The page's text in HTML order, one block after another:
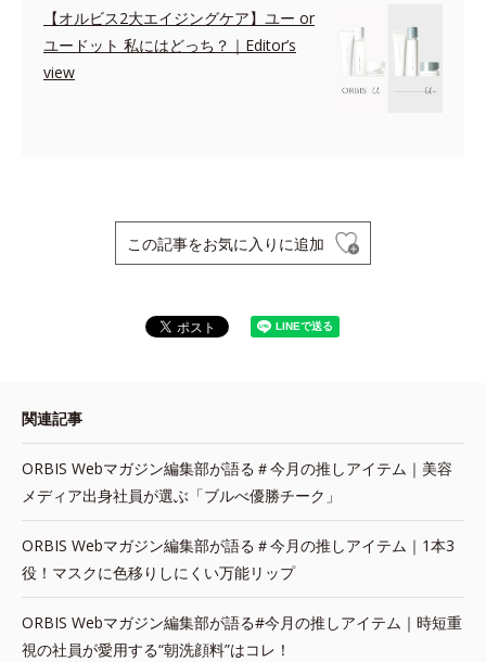
【オルビス2大エイジングケア】ユー or
ユードット 私にはどっち？｜Editor’s
view
この記事をお気に入りに追加
関連記事
ORBIS Webマガジン編集部が語る＃今月の推しアイテム｜美容
メディア出身社員が選ぶ「ブルべ優勝チーク」
ORBIS Webマガジン編集部が語る＃今月の推しアイテム｜1本3
役！マスクに色移りしにくい万能リップ
ORBIS Webマガジン編集部が語る#今月の推しアイテム｜時短重
視の社員が愛用する“朝洗顔料”はコレ！